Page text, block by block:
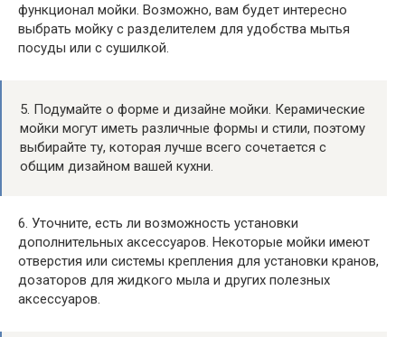
функционал мойки. Возможно, вам будет интересно
выбрать мойку с разделителем для удобства мытья
посуды или с сушилкой.
5. Подумайте о форме и дизайне мойки. Керамические
мойки могут иметь различные формы и стили, поэтому
выбирайте ту, которая лучше всего сочетается с
общим дизайном вашей кухни.
6. Уточните, есть ли возможность установки
дополнительных аксессуаров. Некоторые мойки имеют
отверстия или системы крепления для установки кранов,
дозаторов для жидкого мыла и других полезных
аксессуаров.